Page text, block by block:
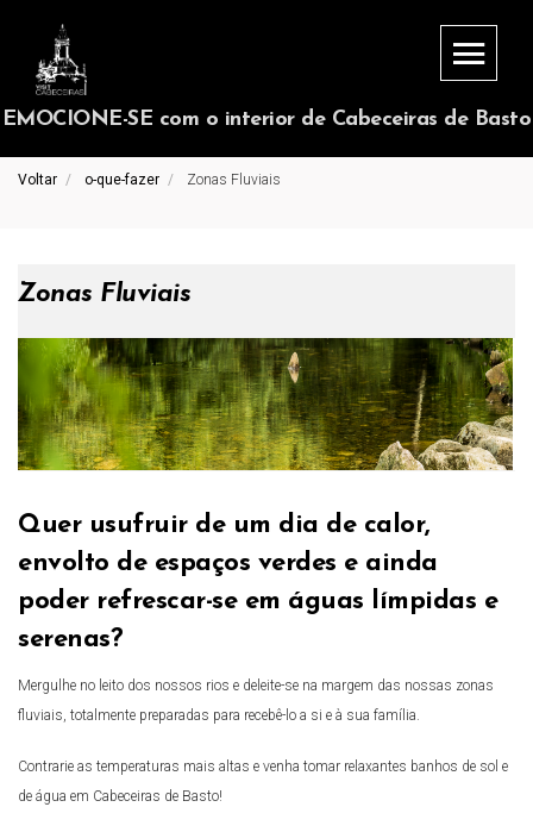
EMOCIONE-SE com o interior de Cabeceiras de Basto
Voltar o-que-fazer Zonas Fluviais
Zonas Fluviais
Quer usufruir de um dia de calor,
envolto de espaços verdes e ainda
poder refrescar-se em águas límpidas e
serenas?
Mergulhe no leito dos nossos rios e deleite-se na margem das nossas zonas
fluviais, totalmente preparadas para recebê-lo a si e à sua família.
Contrarie as temperaturas mais altas e venha tomar relaxantes banhos de sol e
de água em Cabeceiras de Basto!